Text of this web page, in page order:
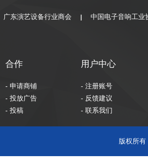
广东演艺设备行业商会 中国电子音响工业
合作
- 申请商铺
- 投放广告
- 投稿
用户中心
- 注册账号
- 反馈建议
- 联系我们
版权所